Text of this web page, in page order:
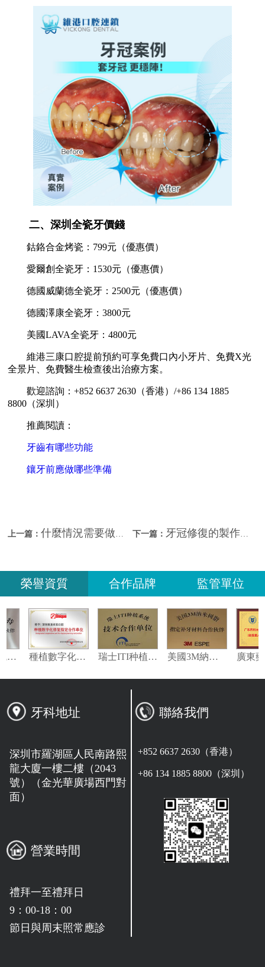
二、深圳全瓷牙價錢
鈷鉻合金烤瓷：799元（優惠價）
愛爾創全瓷牙：1530元（優惠價）
德國威蘭德全瓷牙：2500元（優惠價）
德國澤康全瓷牙：3800元
美國LAVA全瓷牙：4800元
維港三康口腔提前預約可享免費口內小牙片、免費X光
全景片、免費醫生檢查後出治療方案。
歡迎諮詢：+852 6637 2630（香港）/+86 134 1885
8800（深圳）
推薦閱讀：
牙齒有哪些功能
鑲牙前應做哪些準備
上一篇：什麼情況需要做牙冠？深圳牙冠類型及價錢？ 下一篇： 牙冠修復的製作過程？深圳看牙哪家好？
榮譽資質 合作品牌 監管單位
牙科地址
深圳市羅湖區人民南路熙
龍大廈一樓二樓（2043
號）（金光華廣場西門對
面）
營業時間
禮拜一至禮拜日
9：00-18：00
節日與周末照常應診
聯絡我們
+852 6637 2630（香港）
+86 134 1885 8800（深圳）